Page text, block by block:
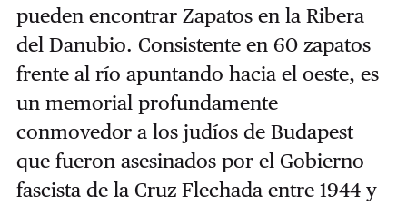
pueden encontrar Zapatos en la Ribera
del Danubio. Consistente en 60 zapatos
frente al río apuntando hacia el oeste, es
un memorial profundamente
conmovedor a los judíos de Budapest
que fueron asesinados por el Gobierno
fascista de la Cruz Flechada entre 1944 y